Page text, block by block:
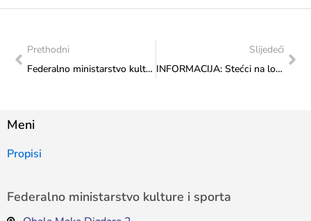
Prethodni
Federalno ministarstvo kulture i sporta: Održan sastanak ministrice Vlaisavljević i predsjednice Srpskog prosvjetnog i kulturnog društva „Prosvjeta” iz Mostara Sanje Bjelica Šagovnović
Slijedeći
INFORMACIJA: Stećci na lokalitetu Orah u naselju Suho polje kod Blagaja
Meni
Propisi
Federalno ministarstvo kulture i sporta